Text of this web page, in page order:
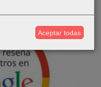
Aceptar todas